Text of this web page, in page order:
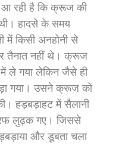
आ रही है कि क्रूज की
हादसे के समय
में किसी अनहोनी से
तैनात नहीं थे। क्रूज
ले गया लेकिन जैसे ही
गया। उसने क्रूज को
हड़बड़ाहट में सैलानी
लुढ़क गए। जिससे
और डूबता चला